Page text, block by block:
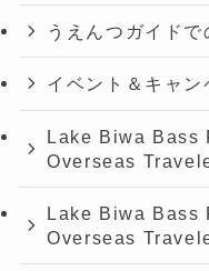
うえんつガイド
イベント＆キャン
Lake Biwa Bass
Overseas
Lake Biwa Bass
Overseas